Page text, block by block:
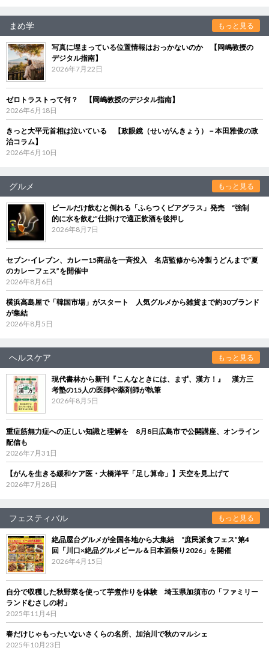
まめ学 もっと見る
写真に埋まっている位置情報はおっかないのか 【岡嶋教授の
デジタル指南】
2026年7月22日
ゼロトラストって何？ 【岡嶋教授のデジタル指南】
2026年6月18日
きっと大平元首相は泣いている 【政眼鏡（せいがんきょう）－本田雅俊の政
治コラム】
2026年6月10日
グルメ もっと見る
ビールだけ飲むと倒れる「ふらつくビアグラス」発売 “強制
的に水を飲む”仕掛けで適正飲酒を後押し
2026年8月7日
セブン‐イレブン、カレー15商品を一斉投入 名店監修から冷製うどんまで“夏
のカレーフェス”を開催中
2026年8月6日
横浜高島屋で「韓国市場」がスタート 人気グルメから雑貨まで約30ブランド
が集結
2026年8月5日
ヘルスケア もっと見る
現代書林から新刊『こんなときには、まず、漢方！』 漢方三
考塾の15人の医師や薬剤師が執筆
2026年8月5日
重症筋無力症への正しい知識と理解を 8月8日広島市で公開講座、オンライン
配信も
2026年7月31日
【がんを生きる緩和ケア医・大橋洋平「足し算命」】天空を見上げて
2026年7月28日
フェスティバル もっと見る
絶品屋台グルメが全国各地から大集結 “庶民派食フェス”第4
回「川口×絶品グルメビール＆日本酒祭り2026」を開催
2026年4月15日
自分で収穫した秋野菜を使って芋煮作りを体験 埼玉県加須市の「ファミリー
ランドむさしの村」
2025年11月4日
春だけじゃもったいないさくらの名所、加治川で秋のマルシェ
2025年10月23日